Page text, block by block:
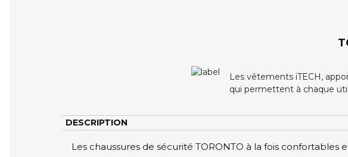
Les vêtements iTECH,
qui permettent à chaque
DESCRIPTION
Les chaussures de sécurité TORONTO à la fois